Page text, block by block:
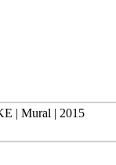
| Mural | 2015